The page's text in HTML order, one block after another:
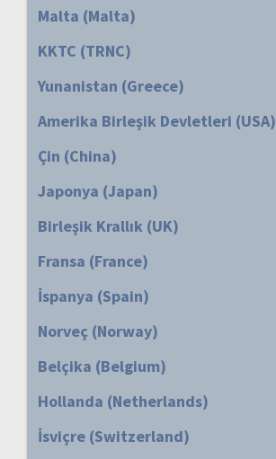
Malta (Malta)
KKTC (TRNC)
Yunanistan (Greece)
Amerika Birleşik Devletleri (USA)
Çin (China)
Japonya (Japan)
Birleşik Krallık (UK)
Fransa (France)
İspanya (Spain)
Norveç (Norway)
Belçika (Belgium)
Hollanda (Netherlands)
İsviçre (Switzerland)